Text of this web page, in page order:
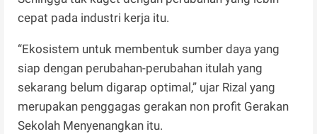
cepat pada industri kerja itu.
“Ekosistem untuk membentuk sumber daya yang
siap dengan perubahan-perubahan itulah yang
sekarang belum digarap optimal,” ujar Rizal yang
merupakan penggagas gerakan non profit Gerakan
Sekolah Menyenangkan itu.